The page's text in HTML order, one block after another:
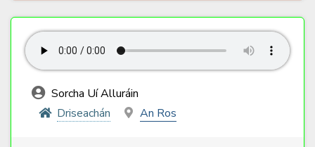
Sorcha Uí Alluráin
Driseachán
An Ros